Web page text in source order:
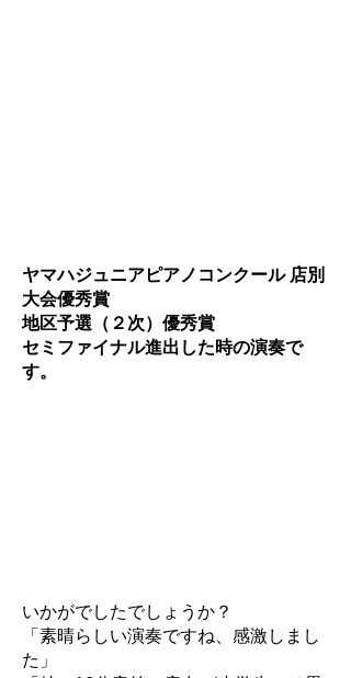
ヤマハジュニアピアノコンクール 店別
大会優秀賞
地区予選（２次）優秀賞
セミファイナル進出した時の演奏で
す。
いかがでしたでしょうか？
「素晴らしい演奏ですね、 感激しまし
た」